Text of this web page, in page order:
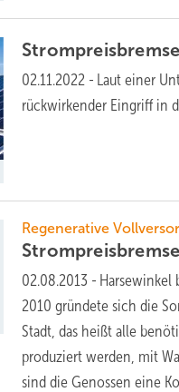
02.11.2022 - Laut einer
rückwirkender Eingriff in
Regenerative
02.08.2013 - Harsewinkel
2010 gründete sich die
Stadt, das heißt alle
produziert werden, mit
sind die Genossen eine